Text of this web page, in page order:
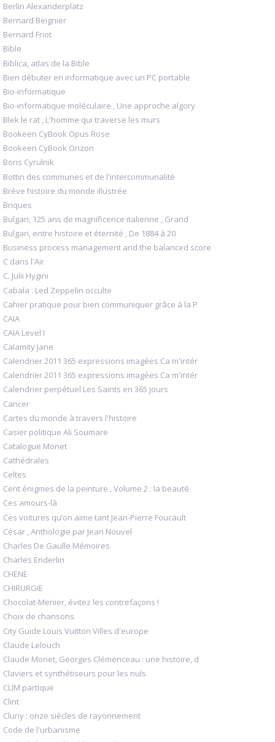
Berlin Alexanderplatz
Bernard Beignier
Bernard Friot
Bible
Biblica, atlas de la Bible
Bien débuter en informatique avec un PC portable
Bio-informatique
Bio-informatique moléculaire , Une approche algory
Blek le rat , L'homme qui traverse les murs
Bookeen CyBook Opus Rose
Bookeen CyBook Orizon
Boris Cyrulnik
Bottin des communes et de l'intercommunalité
Brève histoire du monde illustrée
Briques
Bulgari, 125 ans de magnificence italienne , Grand
Bulgari, entre histoire et éternité , De 1884 à 20
Business process management and the balanced score
C dans l'Air
C. Julii Hygini
Cabala : Led Zeppelin occulte
Cahier pratique pour bien communiquer grâce à la P
CAIA
CAIA Level I
Calamity Jane
Calendrier 2011 365 expressions imagées Ca m'intér
Calendrier 2011 365 expressions imagées Ca m'intér
Calendrier perpétuel Les Saints en 365 jours
Cancer
Cartes du monde à travers l'histoire
Casier politique Ali Soumare
Catalogue Monet
Cathédrales
Celtes
Cent énigmes de la peinture , Volume 2 : la beauté
Ces amours-là
Ces voitures qu’on aime tant Jean-Pierre Foucault
César , Anthologie par Jean Nouvel
Charles De Gaulle Mémoires
Charles Enderlin
CHENE
CHIRURGIE
Chocolat-Menier, évitez les contrefaçons !
Choix de chansons
City Guide Louis Vuitton Villes d'europe
Claude Lelouch
Claude Monet, Georges Clémenceau : une histoire, d
Claviers et synthétiseurs pour les nuls
CLIM partique
Clint
Cluny : onze siècles de rayonnement
Code de l'urbanisme